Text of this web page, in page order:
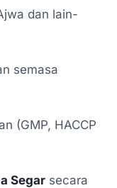
dan lain-
semasa
(GMP, HACCP
Segarsecara